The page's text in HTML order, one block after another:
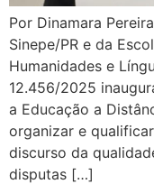
Por Dinamara
Sinepe/PR e da
Humanidades e
12.456/2025
a Educação a
organizar e
discurso da
disputas […]